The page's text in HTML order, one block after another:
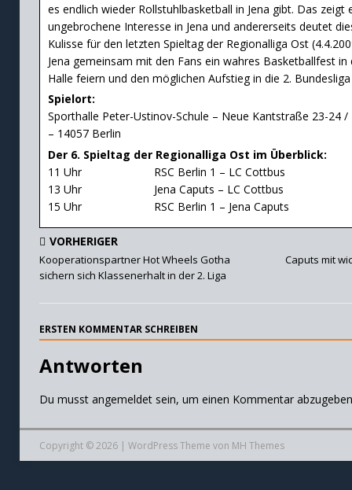
es endlich wieder Rollstuhlbasketball in Jena gibt. Das zeigt
ungebrochene Interesse in Jena und andererseits deutet
Kulisse für den letzten Spieltag der Regionalliga Ost
Jena gemeinsam mit den Fans ein wahres Basketballfest in
Halle feiern und den möglichen Aufstieg in die 2.
Spielort:
Sporthalle Peter-Ustinov-Schule – Neue Kantstraße 23-24 /
– 14057 Berlin
Der 6. Spieltag der Regionalliga Ost im Überblick:
11 Uhr RSC Berlin 1 – LC Cottbus
13 Uhr Jena Caputs – LC Cottbus
15 Uhr RSC Berlin 1 – Jena Caputs
VORHERIGER
Kooperationspartner Hot Wheels Gotha
sichern sich Klassenerhalt in der 2. Liga
Caputs mit
ERSTEN KOMMENTAR SCHREIBEN
Antworten
Du musst angemeldetsein, um einen Kommentar
Copyright © 2026 | WordPress Theme von MH Themes